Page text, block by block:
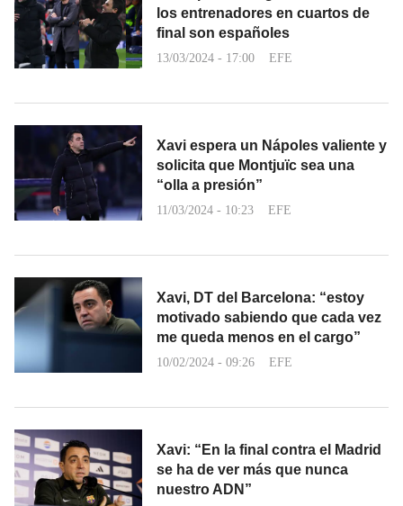
los entrenadores en cuartos de
final son españoles
13/03/2024 - 17:00 EFE
Xavi espera un Nápoles valiente y
solicita que Montjuïc sea una
“olla a presión”
11/03/2024 - 10:23 EFE
Xavi, DT del Barcelona: “estoy
motivado sabiendo que cada vez
me queda menos en el cargo”
10/02/2024 - 09:26 EFE
Xavi: “En la final contra el Madrid
se ha de ver más que nunca
nuestro ADN”